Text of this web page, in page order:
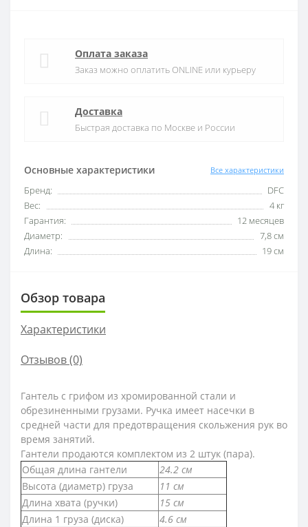
Основные характеристики Все характеристики
Бренд:
DFC
Вес:
4 кг
Гарантия:
12 месяцев
Диаметр:
7,8 см
Длина:
19 см
Оплата заказа
Заказ можно оплатить ONLINE или курьеру
Доставка
Быстрая доставка по Москве и России
Обзор товара
Характеристики
Отзывов (0)
Гантель с грифом из хромированной стали и
обрезиненными грузами. Ручка имеет насечки в
средней части для предотвращения скольжения рук во
время занятий.
Гантели продаются комплектом из 2 штук (пара).
Общая длина гантели
24.2 см
Высота (диаметр) груза
11 см
Длина хвата (ручки)
15 см
Длина 1 груза (диска)
4.6 см